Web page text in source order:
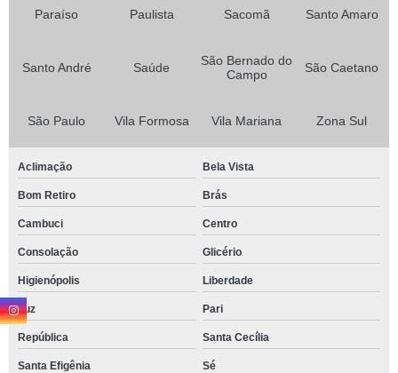
Paraíso Paulista Sacomã Santo Amaro
Santo André Saúde
São Bernado do
Campo
São Caetano
São Paulo Vila Formosa Vila Mariana Zona Sul
Aclimação Bela Vista
Bom Retiro Brás
Cambuci Centro
Consolação Glicério
Higienópolis Liberdade
Luz Pari
República Santa Cecília
Santa Efigênia Sé